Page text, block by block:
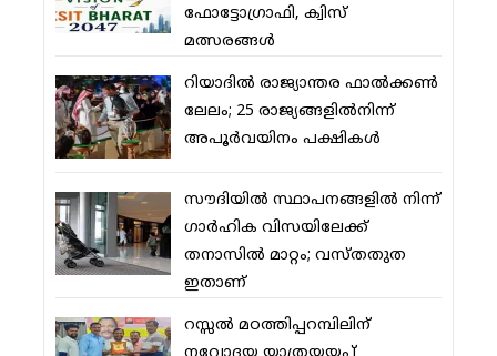
ഫോട്ടോഗ്രാഫി, ക്വിസ്
മത്സരങ്ങള്‍
റിയാദില്‍ രാജ്യാന്തര ഫാല്‍ക്കണ്‍
ലേലം; 25 രാജ്യങ്ങളില്‍നിന്ന്
അപൂര്‍വയിനം പക്ഷികള്‍
സൗദിയില്‍ സ്ഥാപനങ്ങളില്‍ നിന്ന്
ഗാര്‍ഹിക വിസയിലേക്ക്
തനാസില്‍ മാറ്റം; വസ്തതുത
ഇതാണ്
റസ്സല്‍ മഠത്തിപ്പറമ്പിലിന്